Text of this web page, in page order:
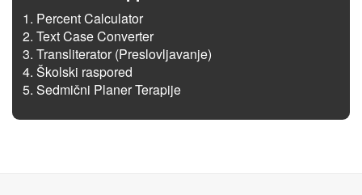
Percent Calculator
Text Case Converter
Transliterator (Preslovljavanje)
Školski raspored
Sedmični Planer Terapije